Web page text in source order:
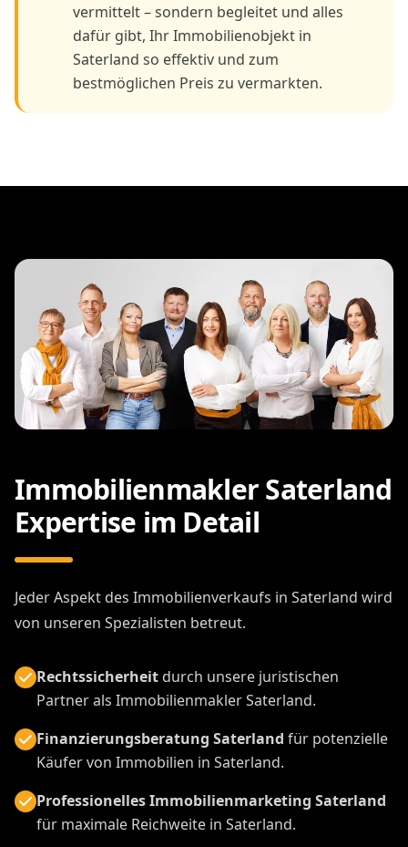
vermittelt – sondern begleitet und alles
dafür gibt, Ihr Immobilienobjekt in
Saterland so effektiv und zum
bestmöglichen Preis zu vermarkten.
Immobilienmakler Saterland
Expertise im Detail
Jeder Aspekt des Immobilienverkaufs in Saterland wird
von unseren Spezialisten betreut.
Rechtssicherheitdurch unsere juristischen
Partner als Immobilienmakler Saterland.
Finanzierungsberatung Saterland für potenzielle
Käufer von Immobilien in Saterland.
Professionelles Immobilienmarketing Saterland
für maximale Reichweite in Saterland.